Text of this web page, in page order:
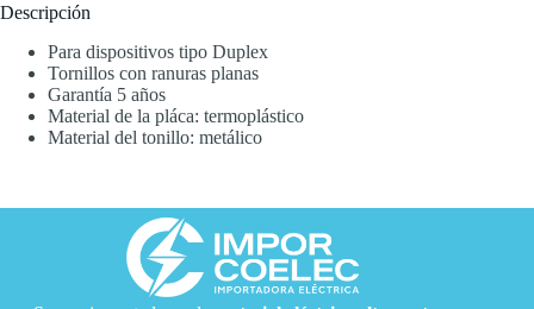
Descripción
Para dispositivos tipo Duplex
Tornillos con ranuras planas
Garantía 5 años
Material de la pláca: termoplástico
Material del tonillo: metálico